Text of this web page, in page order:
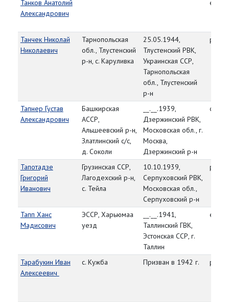
Танков Анатолий
Александрович
Танчек Николай
Николаевич
Тарнопольская
обл., Тлустенский
р-н, с. Каруливка
25.05.1944,
Тлустенский РВК,
Украинская ССР,
Тарнопольская
обл., Тлустенский
р-н
Тапнер Густав
Александрович
Башкирская
АССР,
Альшеевский р-н,
Златлинский с/с,
д. Соколи
__.__.1939,
Дзержинский РВК,
Московская обл., г.
Москва,
Дзержинский р-н
Тапотадзе
Григорий
Иванович
Грузинская ССР,
Лагодехский р-н,
с. Тейла
10.10.1939,
Серпуховский РВК,
Московская обл.,
Серпуховский р-н
Тапп Ханс
Мадисович
ЭССР, Харьюмаа
уезд
__.__.1941,
Таллинский ГВК,
Эстонская ССР, г.
Таллин
Тарабукин Иван
Алексеевич
с. Кужба Призван в 1942 г.